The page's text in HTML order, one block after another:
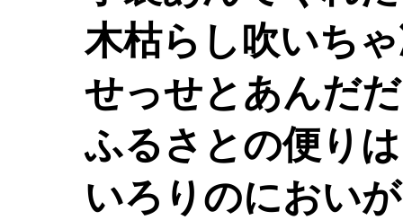
木枯らし吹いちゃ
せっせとあんだ
ふるさとの便りは
いろりのにおいが